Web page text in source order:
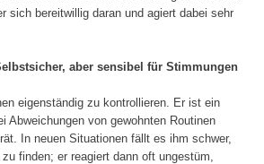
sich bereitwillig daran und agiert dabei sehr
aber sensibel für Stimmungen
eigenständig zu kontrollieren. Er ist ein
Abweichungen von gewohnten Routinen
In neuen Situationen fällt es ihm schwer,
finden; er reagiert dann oft ungestüm,